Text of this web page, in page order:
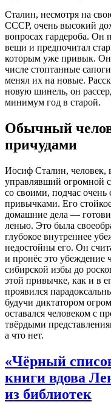
Сталин, несмотря на
СССР, очень высокий
вопросах гардероба.
вещи и предпочитал
которым уже привык.
числе стоптанные
менял их на новые.
новую шинель, он
минимум год в старой.
Обычный
причудами
Иосиф Сталин,
управлявший огромной
со своими, подчас
привычками. Его
домашние дела —
ленью. Это была
глубокое внутреннее
недостойны его. Он
и пронёс это
сибирской избы до
этой привычке, как и в
проявился
будучи диктатором
оставался человеком с
твёрдыми
а что нет.
«Чёрный
книги вдова
из библиотек